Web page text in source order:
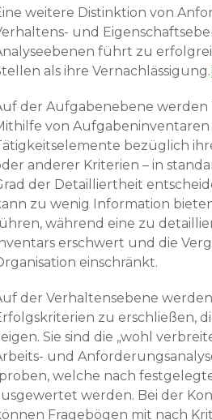
weitere Distinktion von
und
führt zu
als ihre Vernach­lässigung.
der Aufgabenebene
von
bezüglich
anderer Kriterien – in
der Detailliertheit
zu wenig Information
während eine zu
erschwert und die
einschränkt.
der Verhaltensebene
zu erschließen,
Sie sind die „wohl
und
welche nach
werden. Bei der
Fragebögen mit nach